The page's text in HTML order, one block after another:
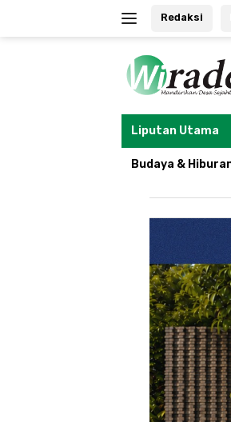
Redaksi
Liputan Utama
Budaya &